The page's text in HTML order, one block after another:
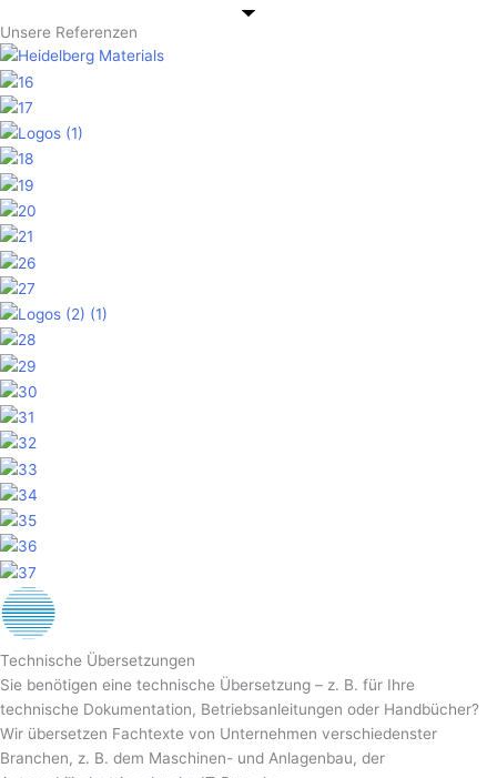
Unsere Referenzen
Technische Übersetzungen
Sie benötigen eine technische Übersetzung – z. B. für Ihre
technische Dokumentation, Betriebsanleitungen oder Handbücher?
Wir übersetzen Fachtexte von Unternehmen verschiedenster
Branchen, z. B. dem Maschinen- und Anlagenbau, der